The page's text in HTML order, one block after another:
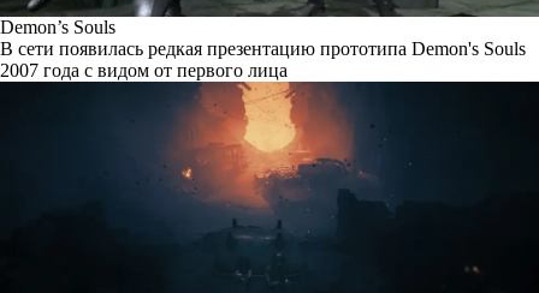
Demon’s Souls
В сети появилась редкая презентацию прототипа Demon's Souls
2007 года с видом от первого лица